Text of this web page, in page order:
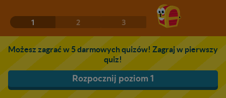
1 2 3
Możesz zagrać w 5 darmowych quizów! Zagraj w pierwszy
quiz!
Rozpocznij poziom 1